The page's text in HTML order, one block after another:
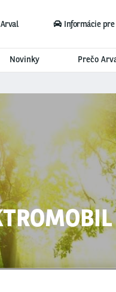
Informácie
Novinky Prečo